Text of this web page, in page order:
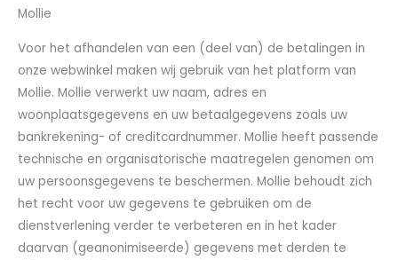
Mollie
Voor het afhandelen van een (deel van) de betalingen in
onze webwinkel maken wij gebruik van het platform van
Mollie. Mollie verwerkt uw naam, adres en
woonplaatsgegevens en uw betaalgegevens zoals uw
bankrekening- of creditcardnummer. Mollie heeft passende
technische en organisatorische maatregelen genomen om
uw persoonsgegevens te beschermen. Mollie behoudt zich
het recht voor uw gegevens te gebruiken om de
dienstverlening verder te verbeteren en in het kader
daarvan (geanonimiseerde) gegevens met derden te